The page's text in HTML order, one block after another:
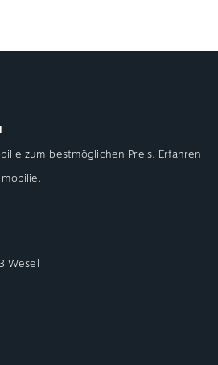
zum bestmöglichen Preis. Erfahren
Wesel